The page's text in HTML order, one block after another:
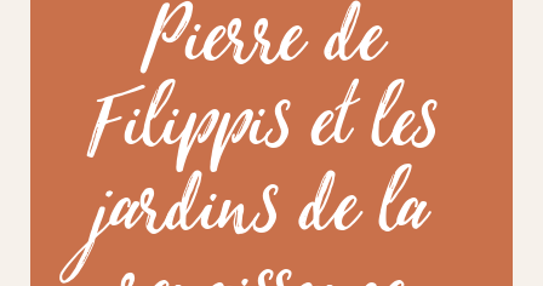
Pierre de
Filippis et les
jardins de la